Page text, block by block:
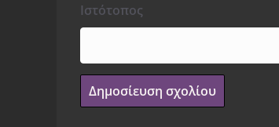
Ιστότοπος